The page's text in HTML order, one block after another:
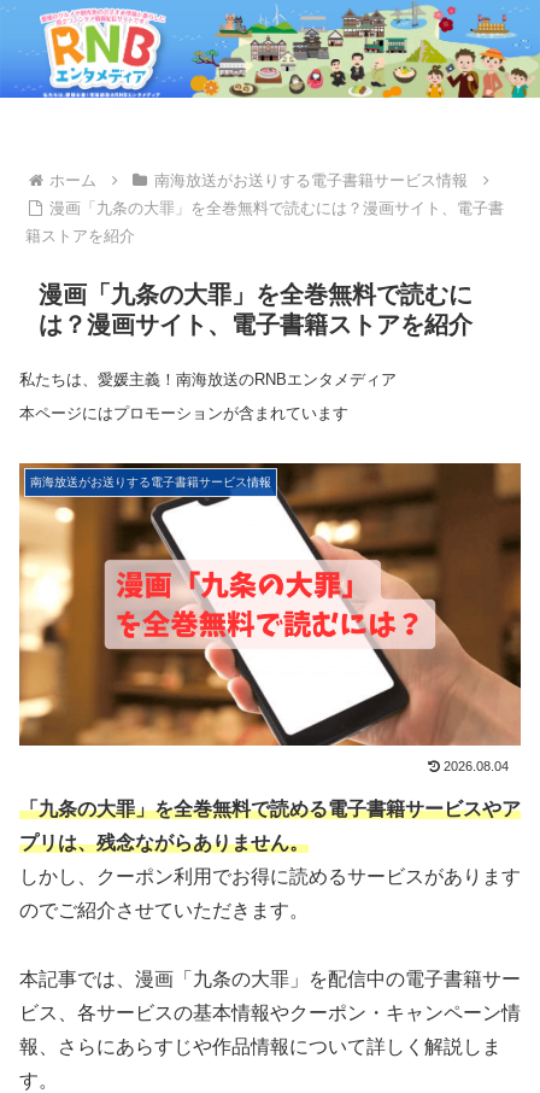
ホーム
南海放送がお送りする電子書籍サービス情報
漫画「九条の大罪」を全巻無料で読むには？漫画サイト、電子書
籍ストアを紹介
漫画「九条の大罪」を全巻無料で読むに
は？漫画サイト、電子書籍ストアを紹介
私たちは、愛媛主義！南海放送のRNBエンタメディア
本ページにはプロモーションが含まれています
南海放送がお送りする電子書籍サービス情報
2026.08.04
「九条の大罪」を全巻無料で読める電子書籍サービスやア
プリは、残念ながらありません。
しかし、クーポン利用でお得に読めるサービスがあります
のでご紹介させていただきます。
本記事では、漫画「九条の大罪」を配信中の電子書籍サー
ビス、各サービスの基本情報やクーポン・キャンペーン情
報、さらにあらすじや作品情報について詳しく解説しま
す。